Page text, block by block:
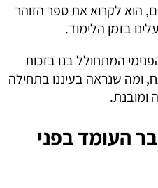
הוא לקרוא את ספר הזוהר
בזמן הלימוד.
המתחולל בנו בזכות
ומה שנראה בעיננו בתחילה
ומובנת.
העומד בפני